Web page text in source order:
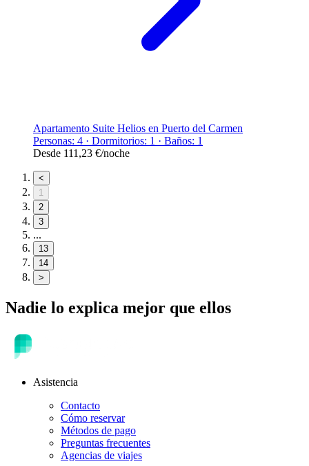
Apartamento Suite Helios en Puerto del Carmen
Personas: 4 · Dormitorios: 1 · Baños: 1
Desde 111,23 €/noche
<
1
2
3
...
13
14
>
Nadie lo explica mejor que ellos
Asistencia
Contacto
Cómo reservar
Métodos de pago
Preguntas frecuentes
Agencias de viajes